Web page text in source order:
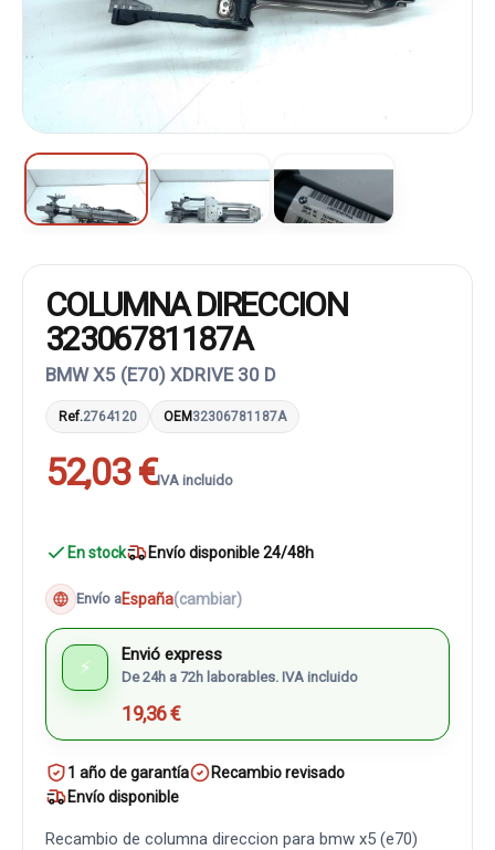
COLUMNA DIRECCION
32306781187A
BMW X5 (E70) XDRIVE 30 D
Ref.2764120 OEM32306781187A
52,03 €IVA incluido
En stock Envío disponible 24/48h
Envío aEspaña(cambiar)
⚡
Envió express
De 24h a 72h laborables. IVA incluido
19,36 €
1 año de garantía
Recambio revisado
Envío disponible
Recambio de columna direccion para bmw x5 (e70)